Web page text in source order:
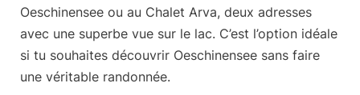
Oeschinensee ou au Chalet Arva, deux adresses
avec une superbe vue sur le lac. C’est l’option idéale
si tu souhaites découvrir Oeschinensee sans faire
une véritable randonnée.